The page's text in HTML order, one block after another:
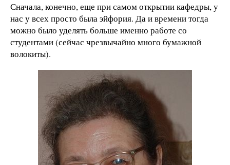
Сначала, конечно, еще при самом открытии кафедры, у
нас у всех просто была эйфория. Да и времени тогда
можно было уделять больше именно работе со
студентами (сейчас чрезвычайно много бумажной
волокиты).